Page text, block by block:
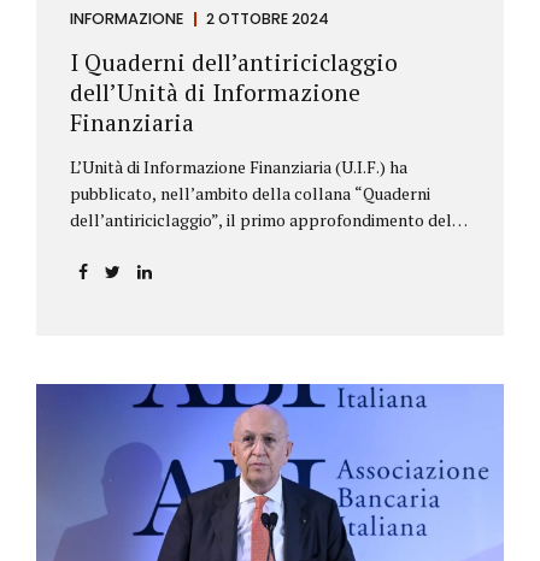
INFORMAZIONE 2 OTTOBRE 2024
I Quaderni dell’antiriciclaggio
dell’Unità di Informazione
Finanziaria
L’Unità di Informazione Finanziaria (U.I.F.) ha
pubblicato, nell’ambito della collana “Quaderni
dell’antiriciclaggio”, il primo approfondimento del
aggiornamenti della normativa e della
riguardano le novità nella disciplina internazionale e
nazionale, e forniscono informazioni su
eventuali consultazioni pubbliche e su pronunce di
particolare rilevanza emesse nell’esercizio
dell’attività giurisdizionale. In questo numero
l’approfondimento è dedicato, in particolare: alla
recente normativa della UE sugli obblighi